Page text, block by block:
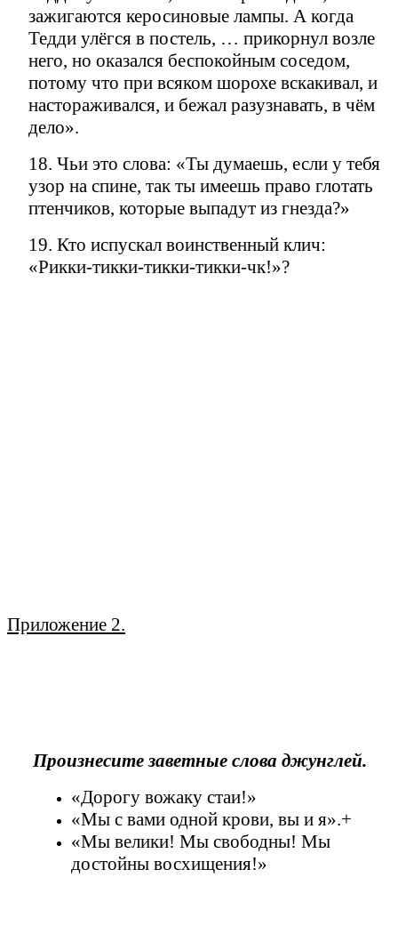
зажигаются керосиновые лампы. А когда
Тедди улёгся в постель, … прикорнул возле
него, но оказался беспокойным соседом,
потому что при всяком шорохе вскакивал, и
настораживался, и бежал разузнавать, в чём
дело».
18. Чьи это слова: «Ты думаешь, если у тебя
узор на спине, так ты имеешь право глотать
птенчиков, которые выпадут из гнезда?»
19. Кто испускал воинственный клич:
«Рикки-тикки-тикки-тикки-чк!»?
Приложение 2.
Произнесите заветные слова джунглей.
«Дорогу вожаку стаи!»
«Мы с вами одной крови, вы и я».+
«Мы велики! Мы свободны! Мы
достойны восхищения!»